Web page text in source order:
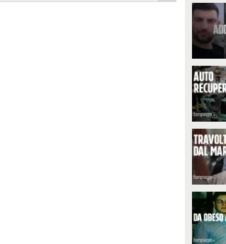
Torna virale lo scontro tra Mario
gioielliere, ora condannato in via